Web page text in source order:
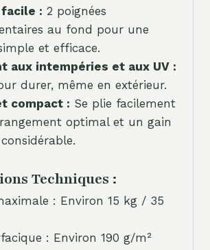
: 2 poignées
au fond pour une
et efficace.
aux intempéries et aux UV :
durer, même en extérieur.
compact : Se plie facilement
optimal et un gain
Techniques :
: Environ 15 kg / 35
: Environ 190 g/m²